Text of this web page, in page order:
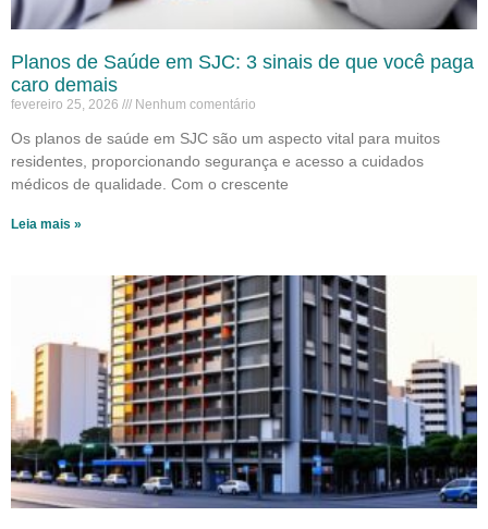
Planos de Saúde em SJC: 3 sinais de que você paga
caro demais
fevereiro 25, 2026 Nenhum comentário
Os planos de saúde em SJC são um aspecto vital para muitos
residentes, proporcionando segurança e acesso a cuidados
médicos de qualidade. Com o crescente
Leia mais »